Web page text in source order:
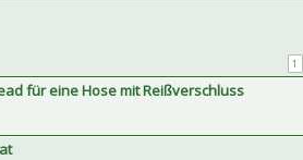
1
für eine Hose mit Reißverschluss